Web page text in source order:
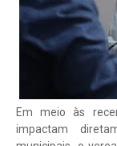
Em meio às
impactam